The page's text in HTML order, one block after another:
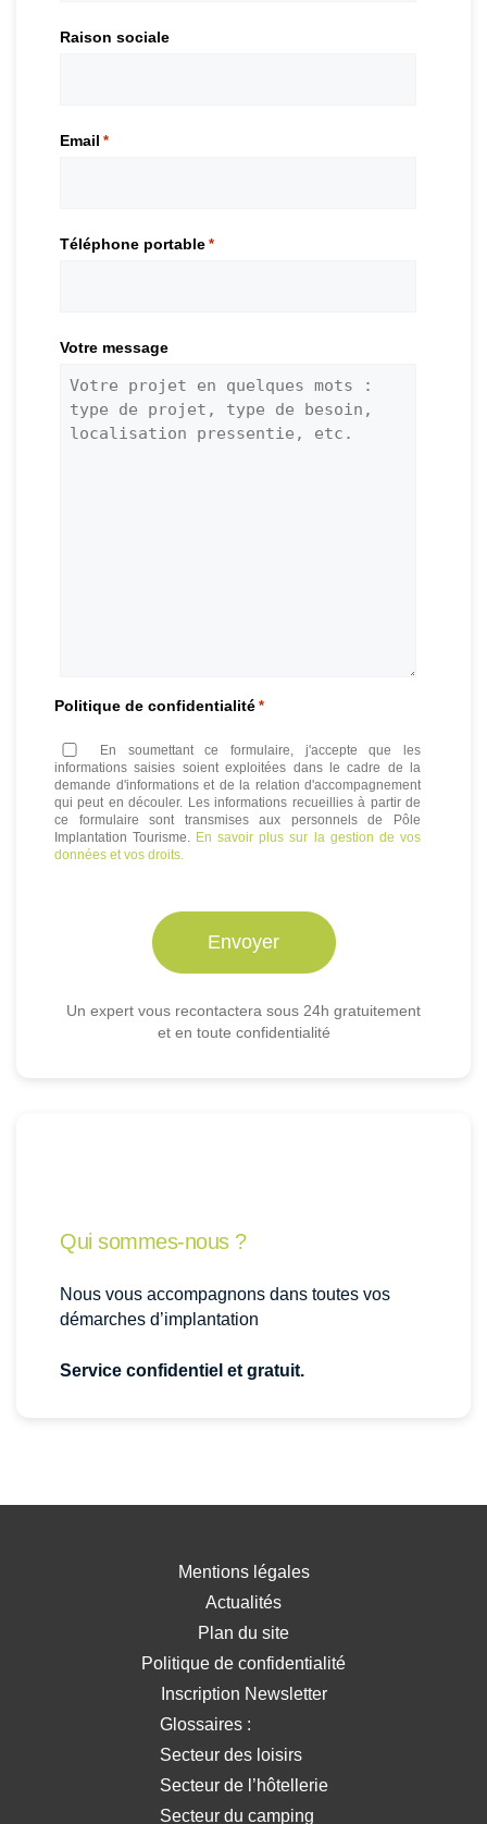
Raison sociale
Email *
Téléphone portable *
Votre message
Politique de confidentialité *
En soumettant ce formulaire, j'accepte que les
informations saisies soient exploitées dans le cadre de la
demande d'informations et de la relation d'accompagnement
qui peut en découler. Les informations recueillies à partir de
ce formulaire sont transmises aux personnels de Pôle
Implantation Tourisme. En savoir plus sur la gestion de vos
données et vos droits.
Un expert vous recontactera sous 24h gratuitement
et en toute confidentialité
Qui sommes-nous ?
Nous vous accompagnons dans toutes vos
démarches d’implantation
Service confidentiel et gratuit.
Mentions légales
Actualités
Plan du site
Politique de confidentialité
Inscription Newsletter
Glossaires :
Secteur des loisirs
Secteur de l’hôtellerie
Secteur du camping